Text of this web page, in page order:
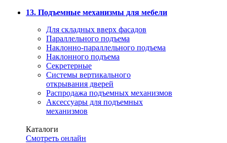
13. Подъемные механизмы для мебели
Для складных вверх фасадов
Параллельного подъема
Наклонно-параллельного подъема
Наклонного подъема
Секретерные
Системы вертикального
открывания дверей
Распродажа подъемных механизмов
Аксессуары для подъемных
механизмов
Каталоги
Смотреть онлайн